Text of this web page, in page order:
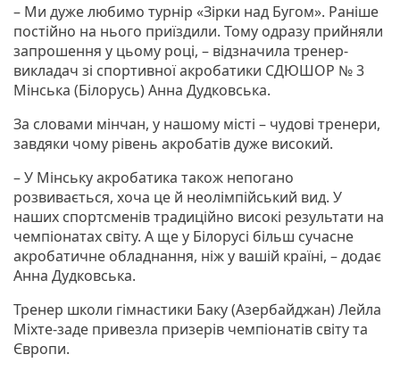
– Ми дуже любимо турнір «Зірки над Бугом». Раніше
постійно на нього приїздили. Тому одразу прийняли
запрошення у цьому році, – відзначила тренер-
викладач зі спортивної акробатики СДЮШОР № 3
Мінська (Білорусь) Анна Дудковська.
За словами мінчан, у нашому місті – чудові тренери,
завдяки чому рівень акробатів дуже високий.
– У Мінську акробатика також непогано
розвивається, хоча це й неолімпійський вид. У
наших спортсменів традиційно високі результати на
чемпіонатах світу. А ще у Білорусі більш сучасне
акробатичне обладнання, ніж у вашій країні, – додає
Анна Дудковська.
Тренер школи гімнастики Баку (Азербайджан) Лейла
Міхте-заде привезла призерів чемпіонатів світу та
Європи.